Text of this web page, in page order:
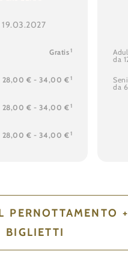
Gratis1
28,00 € - 34,00 €1
28,00 € - 34,00 €1
28,00 € - 34,00 €1
da
da
PERNOTTAMENTO
BIGLIETTI